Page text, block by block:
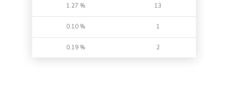
1.27 % 13
0.10 % 1
0.19 % 2